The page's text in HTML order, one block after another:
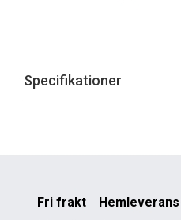
Specifikationer
Fri frakt Hemleverans